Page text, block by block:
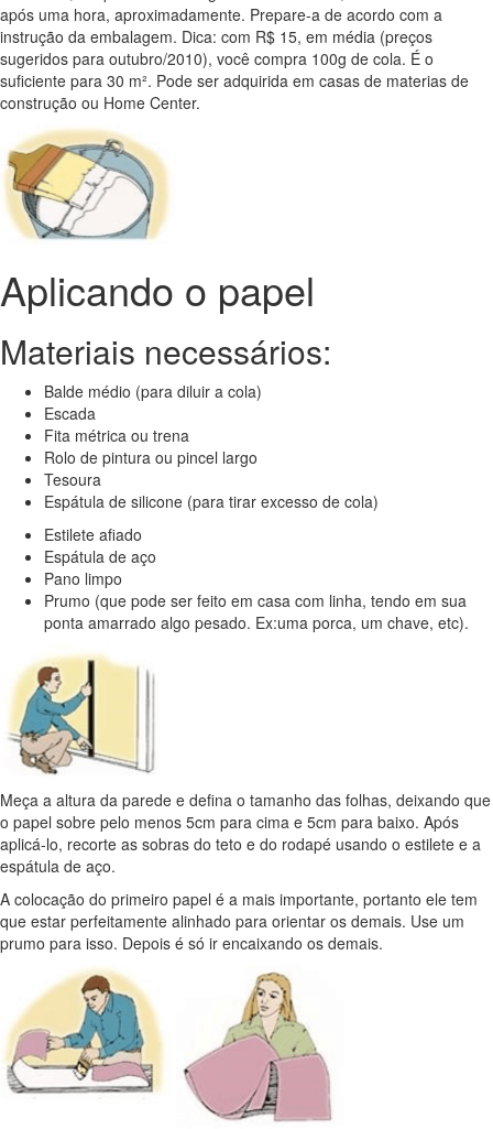
após uma hora, aproximadamente. Prepare-a de acordo com a
instrução da embalagem. Dica: com R$ 15, em média (preços
sugeridos para outubro/2010), você compra 100g de cola. É o
suficiente para 30 m². Pode ser adquirida em casas de materias de
construção ou Home Center.
Aplicando o papel
Materiais necessários:
Balde médio (para diluir a cola)
Escada
Fita métrica ou trena
Rolo de pintura ou pincel largo
Tesoura
Espátula de silicone (para tirar excesso de cola)
Estilete afiado
Espátula de aço
Pano limpo
Prumo (que pode ser feito em casa com linha, tendo em sua
ponta amarrado algo pesado. Ex:uma porca, um chave, etc).
Meça a altura da parede e defina o tamanho das folhas, deixando que
o papel sobre pelo menos 5cm para cima e 5cm para baixo. Após
aplicá-lo, recorte as sobras do teto e do rodapé usando o estilete e a
espátula de aço.
A colocação do primeiro papel é a mais importante, portanto ele tem
que estar perfeitamente alinhado para orientar os demais. Use um
prumo para isso. Depois é só ir encaixando os demais.